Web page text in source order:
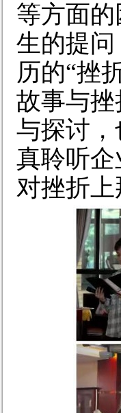
等方面
生的提问
历的“挫
故事与
与探讨，
真聆听企
对挫折上